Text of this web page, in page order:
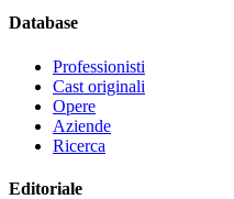
Database
Professionisti
Cast originali
Opere
Aziende
Ricerca
Editoriale